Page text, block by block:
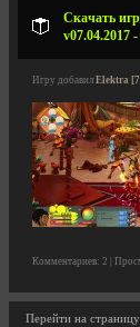
Скачать
v07.04.2017
Игру добавил Elektra
Комментариев: 2 |
Перейти на